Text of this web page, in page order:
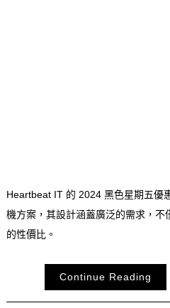
Heartbeat IT 的 2024 黑色星期五優
機方案，其設計涵蓋廣泛的需求，不
的性價比。
Continue Reading